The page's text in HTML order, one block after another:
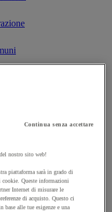
cucina
Continua senza accettare
nostro sito web!
piattaforma sarà in grado di
Queste informazioni
Internet di misurare le
di acquisto. Questo ci
alle tue esigenze e una